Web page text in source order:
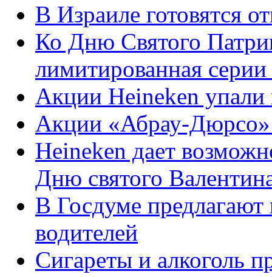
В Израиле готовятся
Ко Дню Святого
лимитированная серии
Акции Heineken упали
Акции «Абрау-Дюрсо»
Heineken дает
Дню святого
В Госдуме
водителей
Сигареты и алкоголь